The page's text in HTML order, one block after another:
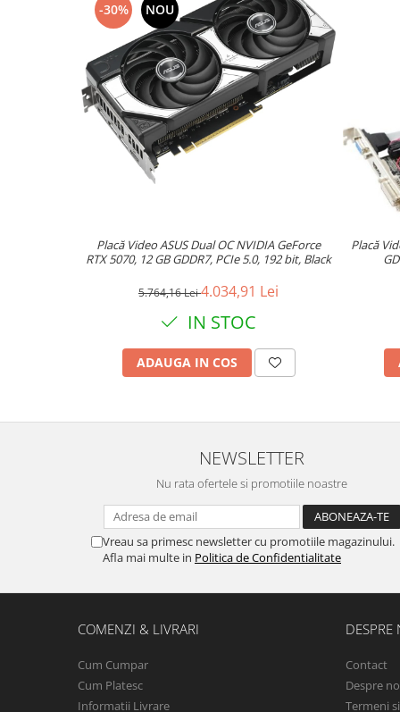
-30% NOU
Placă Video ASUS Dual OC NVIDIA GeForce
RTX 5070, 12 GB GDDR7, PCIe 5.0, 192 bit, Black
5.764,16 Lei4.034,91 Lei
IN STOC
ADAUGA IN COS
Placă
NEWSLETTER
Nu rata ofertele si promotiile noastre
Vreau sa primesc newsletter cu promotiile magazinului.
Afla mai multe in Politica de Confidentialitate
COMENZI & LIVRARI
Cum Cumpar
Cum Platesc
Informatii Livrare
DESPRE
Contact
Despre
Termeni